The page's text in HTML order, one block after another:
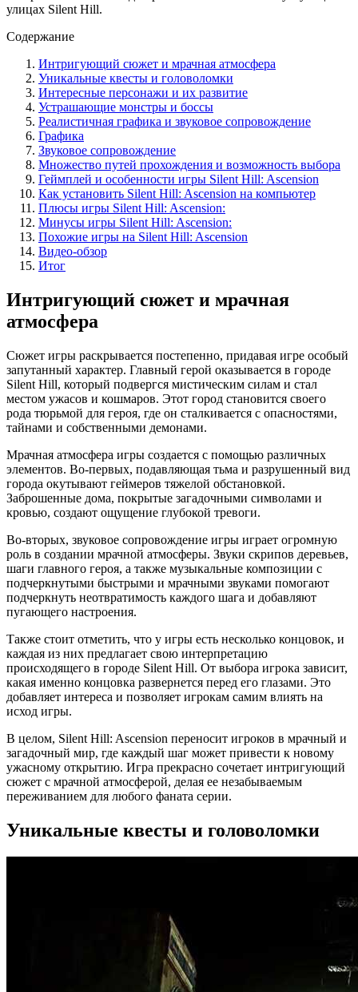
улицах Silent Hill.
Содержание
Интригующий сюжет и мрачная атмосфера
Уникальные квесты и головоломки
Интересные персонажи и их развитие
Устрашающие монстры и боссы
Реалистичная графика и звуковое сопровождение
Графика
Звуковое сопровождение
Множество путей прохождения и возможность выбора
Геймплей и особенности игры Silent Hill: Ascension
Как установить Silent Hill: Ascension на компьютер
Плюсы игры Silent Hill: Ascension:
Минусы игры Silent Hill: Ascension:
Похожие игры на Silent Hill: Ascension
Видео-обзор
Итог
Интригующий сюжет и мрачная
атмосфера
Сюжет игры раскрывается постепенно, придавая игре особый
запутанный характер. Главный герой оказывается в городе
Silent Hill, который подвергся мистическим силам и стал
местом ужасов и кошмаров. Этот город становится своего
рода тюрьмой для героя, где он сталкивается с опасностями,
тайнами и собственными демонами.
Мрачная атмосфера игры создается с помощью различных
элементов. Во-первых, подавляющая тьма и разрушенный вид
города окутывают геймеров тяжелой обстановкой.
Заброшенные дома, покрытые загадочными символами и
кровью, создают ощущение глубокой тревоги.
Во-вторых, звуковое сопровождение игры играет огромную
роль в создании мрачной атмосферы. Звуки скрипов деревьев,
шаги главного героя, а также музыкальные композиции с
подчеркнутыми быстрыми и мрачными звуками помогают
подчеркнуть неотвратимость каждого шага и добавляют
пугающего настроения.
Также стоит отметить, что у игры есть несколько концовок, и
каждая из них предлагает свою интерпретацию
происходящего в городе Silent Hill. От выбора игрока зависит,
какая именно концовка развернется перед его глазами. Это
добавляет интереса и позволяет игрокам самим влиять на
исход игры.
В целом, Silent Hill: Ascension переносит игроков в мрачный и
загадочный мир, где каждый шаг может привести к новому
ужасному открытию. Игра прекрасно сочетает интригующий
сюжет с мрачной атмосферой, делая ее незабываемым
переживанием для любого фаната серии.
Уникальные квесты и головоломки